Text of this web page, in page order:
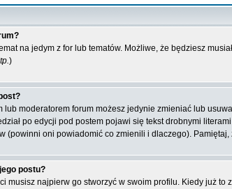
na jedym z for lub tematów. Możliwe, że będziesz
)
moderatorem forum możesz jedynie zmieniać lub
po edycji pod postem pojawi się tekst drobnymi
(powinni oni powiadomić co zmienili i dlaczego).
postu?
musisz najpierw go stworzyć w swoim profilu. Kiedy już to